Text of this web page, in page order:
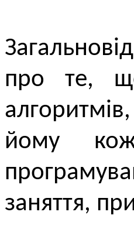
про те,
йому
заняття,